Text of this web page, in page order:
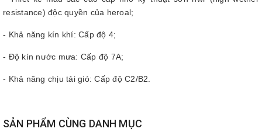
resistance) độc quyền của heroal;
- Khả năng kín khí: Cấp độ 4;
- Độ kín nước mưa: Cấp độ 7A;
- Khả năng chịu tải gió: Cấp độ C2/B2.
SẢN PHẨM CÙNG DANH MỤC